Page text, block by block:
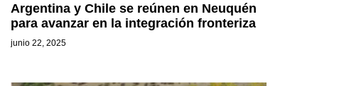
Argentina y Chile se reúnen en Neuquén
para avanzar en la integración fronteriza
junio 22, 2025